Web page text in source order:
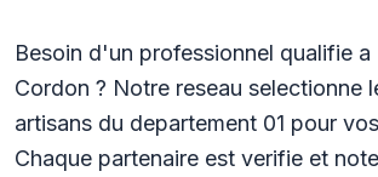
Besoin d'un professionnel qualifie a
Cordon ? Notre reseau selectionne
artisans du departement 01 pour
Chaque partenaire est verifie et